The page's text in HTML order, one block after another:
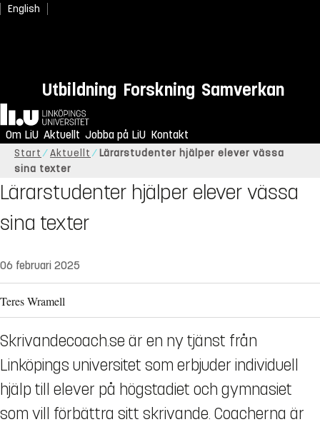
English
Utbildning Forskning Samverkan
Hem
Om LiU Aktuellt Jobba på LiU Kontakt
Start Aktuellt
Lärarstudenter hjälper elever vässa
sina texter
Lärarstudenter hjälper elever vässa
sina texter
06 februari 2025
Teres Wramell
Skrivandecoach.se är en ny tjänst från
Linköpings universitet som erbjuder individuell
hjälp till elever på högstadiet och gymnasiet
som vill förbättra sitt skrivande. Coacherna är